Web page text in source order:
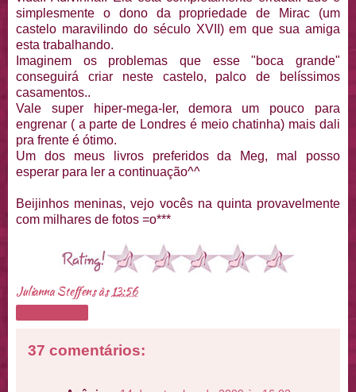
simplesmente o dono da propriedade de Mirac (um
castelo maravilindo do século XVII) em que sua amiga
esta trabalhando.
Imaginem os problemas que esse "boca grande"
conseguirá criar neste castelo, palco de belíssimos
casamentos..
Vale super hiper-mega-ler, demora um pouco para
engrenar ( a parte de Londres é meio chatinha) mais dali
pra frente é ótimo.
Um dos meus livros preferidos da Meg, mal posso
esperar para ler a continuação^^
Beijinhos meninas, vejo vocês na quinta provavelmente
com milhares de fotos =o***
Julianna Steffensàs13:56
37 comentários: